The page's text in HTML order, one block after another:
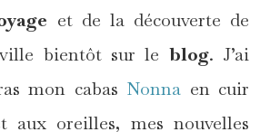
et de la découverte de
bientôt sur le blog. J’ai
mon cabas Nonna en cuir
aux oreilles, mes nouvelles